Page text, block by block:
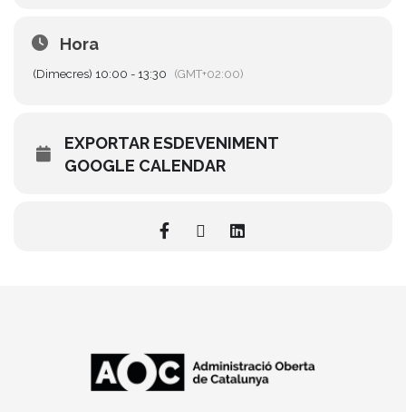
Hora
(Dimecres) 10:00 - 13:30 (GMT+02:00)
EXPORTAR ESDEVENIMENT
GOOGLE CALENDAR